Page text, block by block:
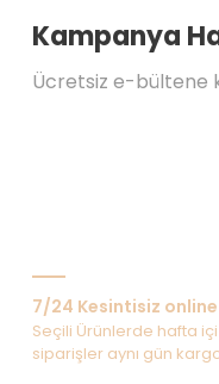
Kampanya
Ücretsiz e-bültene
7/24 Kesintisiz
Seçili Ürünlerde hafta
siparişler aynı gün